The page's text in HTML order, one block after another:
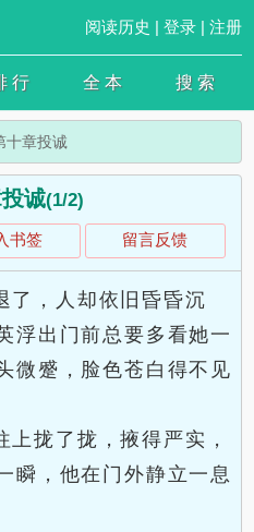
阅读历史 | 登录| 注册
行 全 本 搜 索
十章投诚
诚(1/2)
书签 留言反馈
了，人却依旧昏昏沉
浮出门前总要多看她一
微蹙，脸色苍白得不见
拢了拢，掖得严实，
瞬，他在门外静立一息